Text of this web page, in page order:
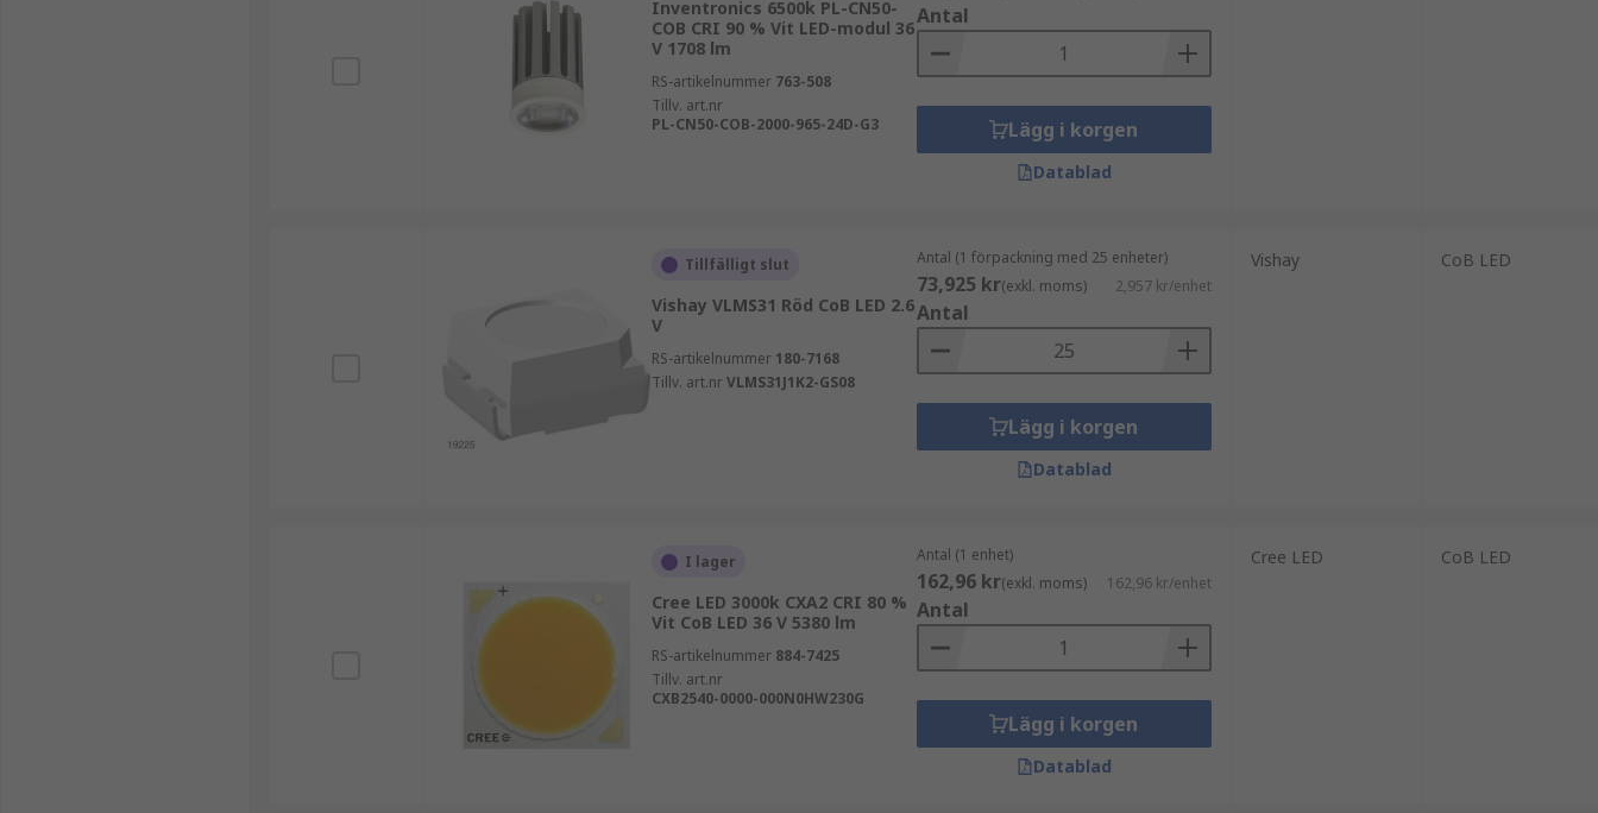
Inventronics 6500k PL-CN50-
COB CRI 90 % Vit LED-modul 36
V 1708 lm
RS-artikelnummer 763-508
Tillv. art.nr
PL-CN50-COB-2000-965-24D-G3
Antal
Lägg i korgen
Datablad
Tillfälligt slut
Vishay VLMS31 Röd CoB LED 2.6
V
RS-artikelnummer 180-7168
Tillv. art.nrVLMS31J1K2-GS08
Antal (1 förpackning med 25 enheter)
73,925 kr(exkl. moms) 2,957 kr/enhet
Antal
Lägg i korgen
Datablad
Vishay CoB LED
I lager
Cree LED 3000k CXA2 CRI 80 %
Vit CoB LED 36 V 5380 lm
RS-artikelnummer 884-7425
Tillv. art.nr
CXB2540-0000-000N0HW230G
Antal (1 enhet)
162,96 kr(exkl. moms) 162,96 kr/enhet
Antal
Lägg i korgen
Datablad
Cree LED CoB LED